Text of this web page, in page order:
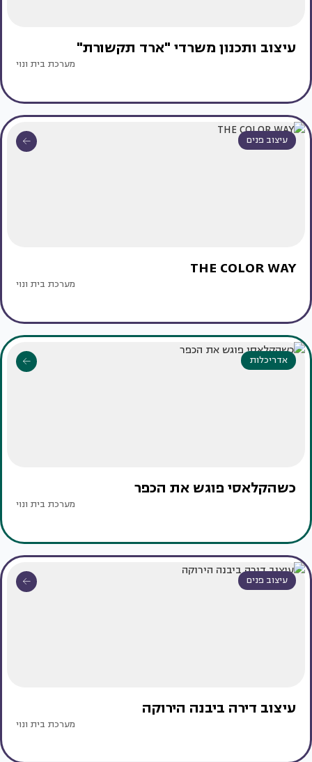
עיצוב ותכנון משרדי "ארד תקשורת"
מערכת בית ונוי
עיצוב פנים
THE COLOR WAY
מערכת בית ונוי
אדריכלות
כשהקלאסי פוגש את הכפר
מערכת בית ונוי
עיצוב פנים
עיצוב דירה ביבנה הירוקה
מערכת בית ונוי